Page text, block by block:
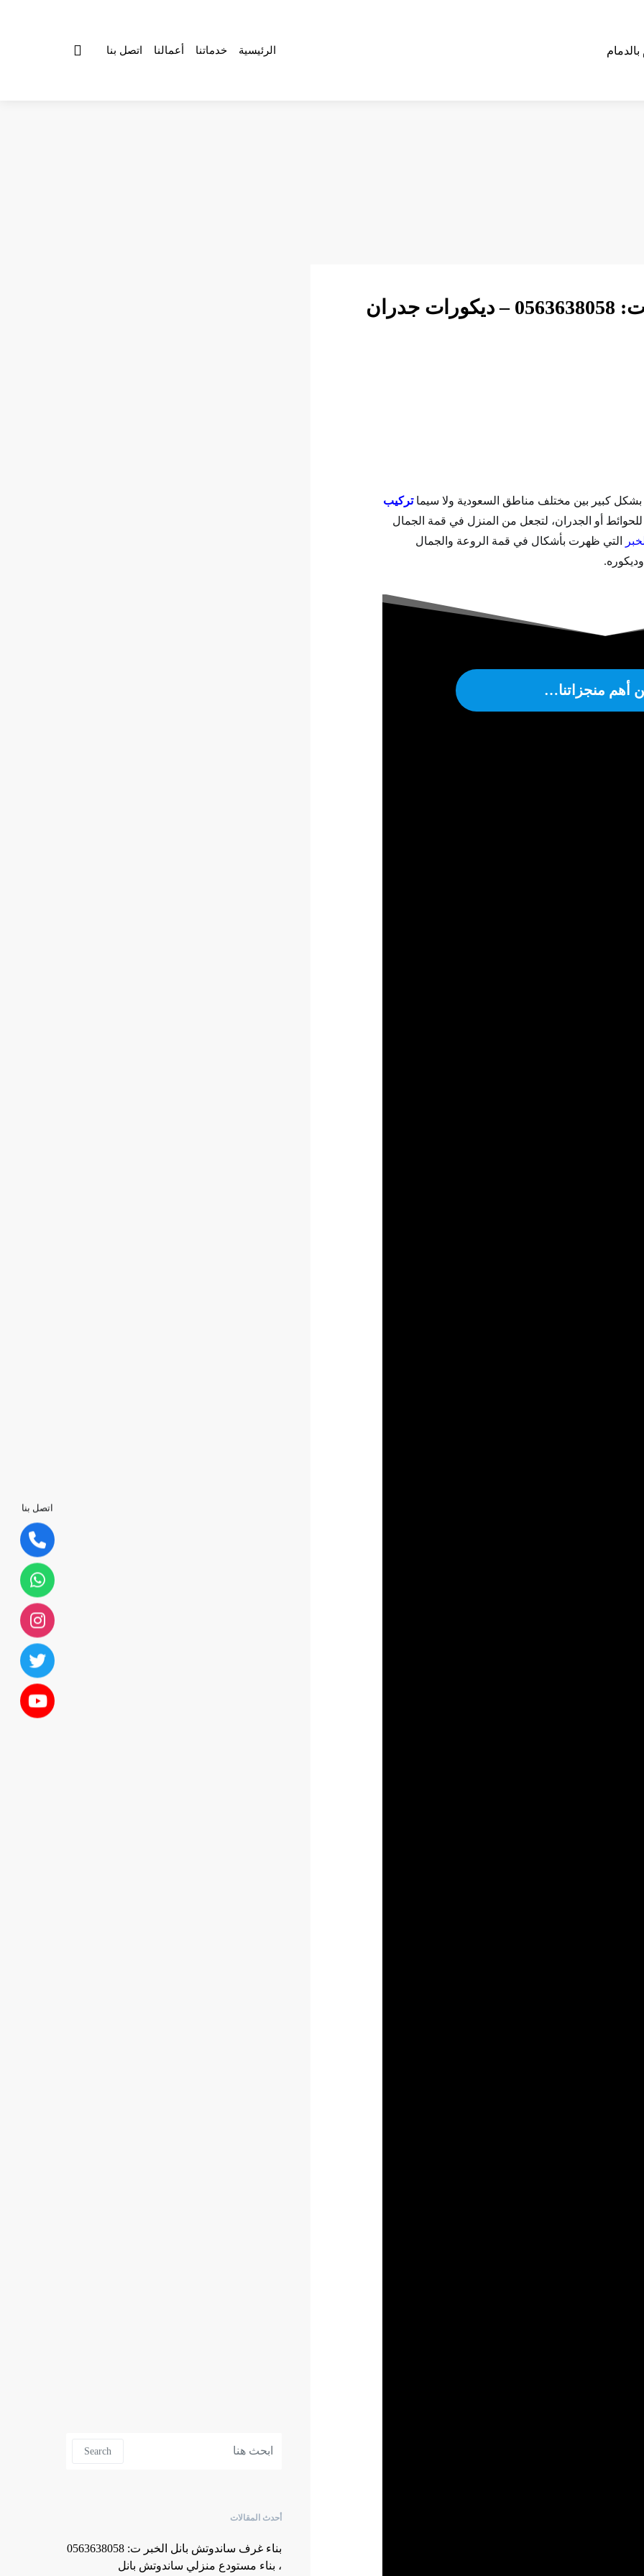
الرئيسية خدماتنا أعمالنا اتصل بنا
تركيب ديكورات فوم الدمام ت: 0563638058 – ديكورات جدران
كبير بين مختلف مناطق السعودية ولا سيماتركيب
للحوائط أو الجدران، لتجعل من المنزل في قمة الجمال
التي ظهرت بأشكال في قمة الروعة والجمال
أهم منجزاتنا…
Search
أحدث المقالات
بناء غرف ساندوتش بانل الخبر ت: 0563638058
، بناء مستودع منزلي ساندوتش بانل
اتصل بنا